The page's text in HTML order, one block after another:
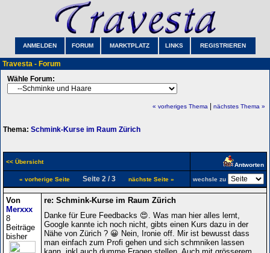
ANMELDEN FORUM MARKTPLATZ LINKS REGISTRIEREN
Travesta - Forum
Wähle Forum:
« vorheriges Thema nächstes Thema »
Thema: Schmink-Kurse im Raum Zürich
<< Übersicht Antworten
« vorherige Seite Seite 2 / 3 nächste Seite » wechsle zu
Von
Merxxx
8
Beiträge
bisher
re: Schmink-Kurse im Raum Zürich
Danke für Eure Feedbacks 😍. Was man hier alles lernt,
Google kannte ich noch nicht, gibts einen Kurs dazu in der
Nähe von Zürich ? 😀 Nein, Ironie off. Mir ist bewusst dass
man einfach zum Profi gehen und sich schmniken lassen